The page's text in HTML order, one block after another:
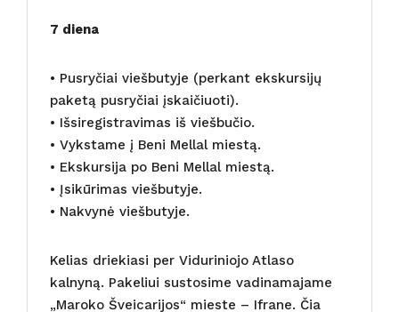
7 diena
• Pusryčiai viešbutyje (perkant ekskursijų
paketą pusryčiai įskaičiuoti).
• Išsiregistravimas iš viešbučio.
• Vykstame į Beni Mellal miestą.
• Ekskursija po Beni Mellal miestą.
• Įsikūrimas viešbutyje.
• Nakvynė viešbutyje.
Kelias driekiasi per Viduriniojo Atlaso
kalnyną. Pakeliui sustosime vadinamajame
„Maroko Šveicarijos“ mieste – Ifrane. Čia